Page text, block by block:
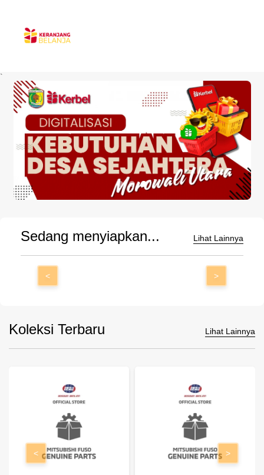
`
Sedang menyiapkan... Lihat Lainnya
< >
Koleksi Terbaru Lihat Lainnya
< >